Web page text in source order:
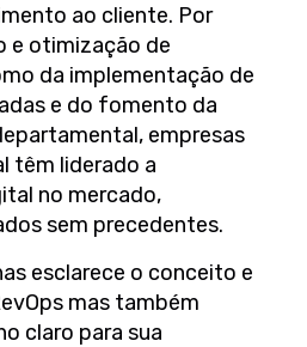
ao cliente. Por
e otimização de
da implementação de
e do fomento da
empresas
têm liderado a
no mercado,
sem precedentes.
esclarece o conceito e
mas também
claro para sua